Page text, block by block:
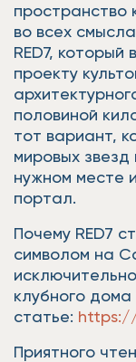
пространство
во всех
RED7,
проекту
половиной
тот вариант,
мировых звезд
нужном месте
портал.
Почему RED7
символом на
клубного
статье:
Приятного